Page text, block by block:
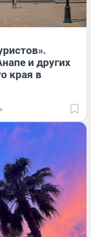
и других
края в